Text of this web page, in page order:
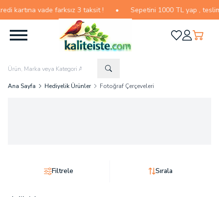
kartına vade farksız 3 taksit ! Sepetini 1000 TL yap ,
Favorilerim
HesabımSepetim
Ana Sayfa Hediyelik Ürünler Fotoğraf Çerçeveleri
Filtrele Sırala